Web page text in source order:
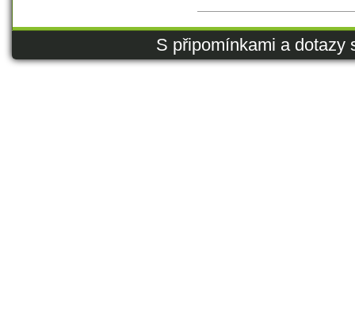
S připomínkami a dotazy